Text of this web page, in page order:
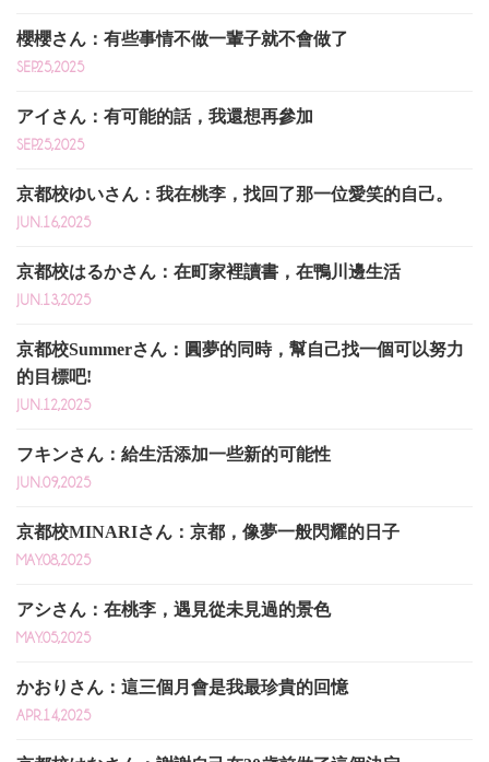
櫻櫻さん：有些事情不做一輩子就不會做了
SEP.25,2025
アイさん：有可能的話，我還想再參加
SEP.25,2025
京都校ゆいさん：我在桃李，找回了那一位愛笑的自己。
JUN.16,2025
京都校はるかさん：在町家裡讀書，在鴨川邊生活
JUN.13,2025
京都校Summerさん：圓夢的同時，幫自己找一個可以努力
的目標吧!
JUN.12,2025
フキンさん：給生活添加一些新的可能性
JUN.09,2025
京都校MINARIさん：京都，像夢一般閃耀的日子
MAY.08,2025
アシさん：在桃李，遇見從未見過的景色
MAY.05,2025
かおりさん：這三個月會是我最珍貴的回憶
APR.14,2025